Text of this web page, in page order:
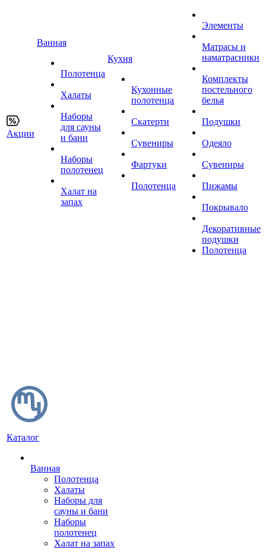
Акции
Ванная
Полотенца
Халаты
Наборы
для сауны
и бани
Наборы
полотенец
Халат на
запах
Кухня
Кухонные
полотенца
Скатерти
Сувениры
Фартуки
Полотенца
Элементы
Матрасы и
наматрасники
Комплекты
постельного
белья
Подушки
Одеяло
Сувениры
Пижамы
Покрывало
Декоративные
подушки
Полотенца
Каталог
Ванная
Полотенца
Халаты
Наборы для
сауны и бани
Наборы
полотенец
Халат на запах